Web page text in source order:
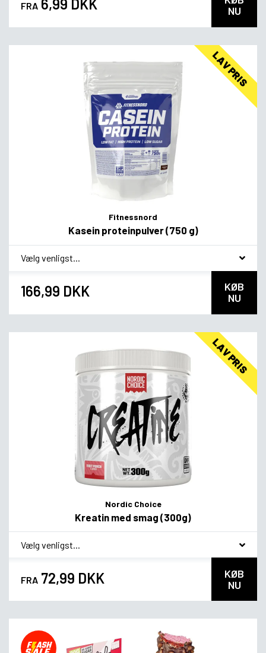
FRA 6,99 DKK
NU
LAV PRIS
Fitnessnord
Kasein proteinpulver (750 g)
* Smagsvariant
166,99 DKK
KØB
NU
LAV PRIS
Nordic Choice
Kreatin med smag (300g)
* Smagsvariant
FRA 72,99 DKK
KØB
NU